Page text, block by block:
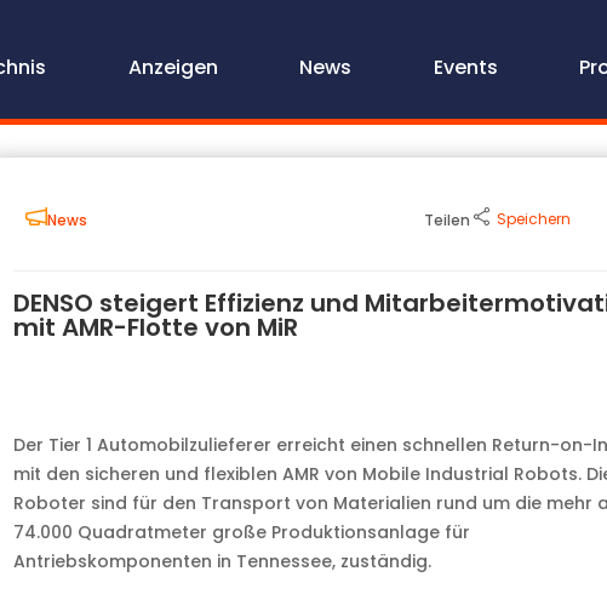
Anzeigen News Events
News Teilen Speichern
DENSO steigert Effizienz und
mit AMR-Flotte von MiR
Der Tier 1 Automobilzulieferer erreicht einen schnellen Return-on-
mit den sicheren und flexiblen AMR von Mobile Industrial Robots.
Roboter sind für den Transport von Materialien rund um die mehr
74.000 Quadratmeter große Produktionsanlage für
Antriebskomponenten in Tennessee, zuständig.